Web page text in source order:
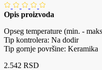
Opis proizvoda
Opseg temperature (min. -
Tip kontrolera: Na dodir
Tip gornje površine: Keramika
2.542 RSD